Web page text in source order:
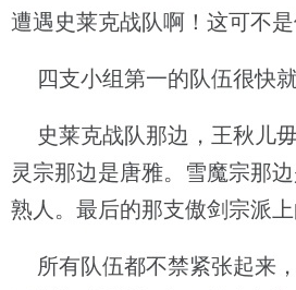
遭遇史莱克战队啊！这可不是
四支小组第一的队伍很快就
史莱克战队那边，王秋儿
灵宗那边是唐雅。雪魔宗那
熟人。最后的那支傲剑宗派上
所有队伍都不禁紧张起来